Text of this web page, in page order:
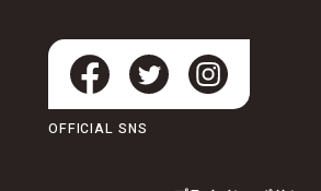
OFFICIAL SNS